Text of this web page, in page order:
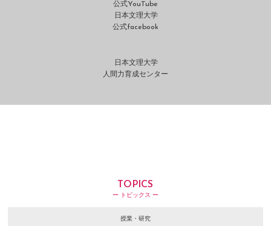
公式YouTube
日本文理大学
公式facebook
日本文理大学
人間力育成センター
TOPICS
ー トピックス ー
授業・研究